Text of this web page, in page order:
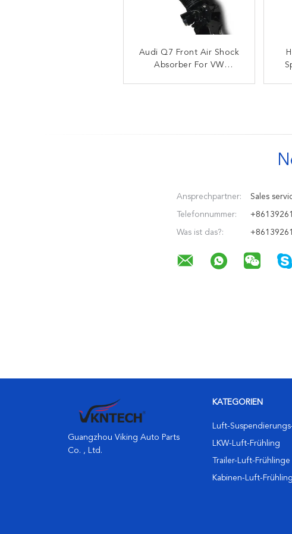
Audi Q7 Front Air Shock
Absorber For VW
Stoßdämpfer-Ersatz
IATF16949 4E0 616 001N
Ansprechpartner: Sales
Telefonnummer:
Was ist das?:
Guangzhou Viking Auto Parts
Co. , Ltd.
KATEGORIEN
Luft-
LKW-Luft-Frühling
Trailer-Luft-Frühlinge
Kabinen-Luft-